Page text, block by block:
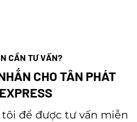
CẦN TƯ VẤN?
CHO TÂN PHÁT
EXPRESS
để được tư vấn miễn